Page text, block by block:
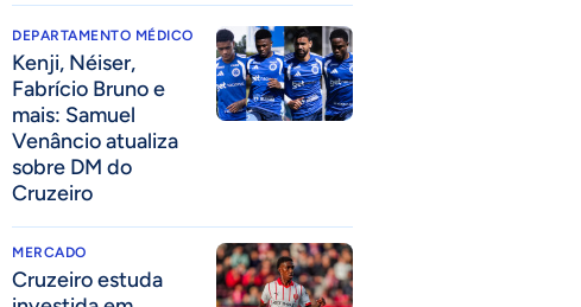
DEPARTAMENTO MÉDICO
Kenji, Néiser,
Fabrício Bruno e
mais: Samuel
Venâncio atualiza
sobre DM do
Cruzeiro
MERCADO
Cruzeiro estuda